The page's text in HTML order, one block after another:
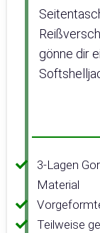
gönne dir
3-Lagen
Material
Teilweise